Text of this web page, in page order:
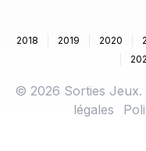
2018 2019 2020
© 2026 Sorties
légales